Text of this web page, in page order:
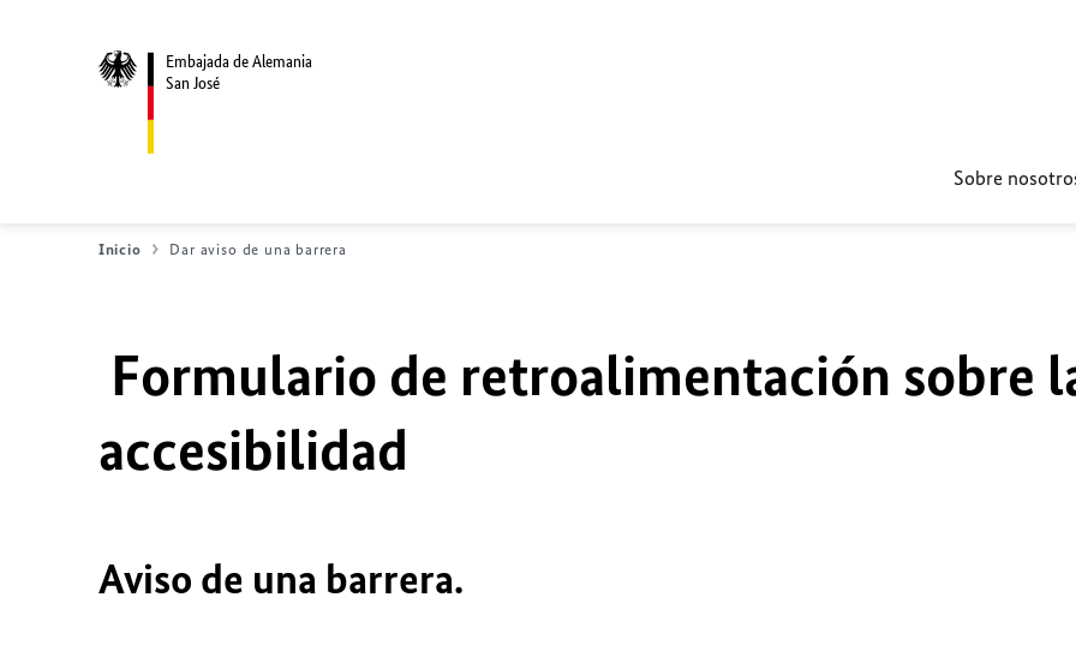
Embajada de Alemania
San José
Sobre
Inicio Dar aviso de una barrera
Formulario de retroalimentación sobre
accesibilidad
Aviso de una barrera.